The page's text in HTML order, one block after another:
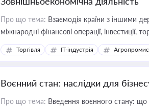
Про що тема: Взаємодія країни з іншими
міжнародні фінансові операції, інвестиції,
Торгівля IT-індустрія
Воєнний стан: наслідки для
Про що тема: Введення воєнного стану: що